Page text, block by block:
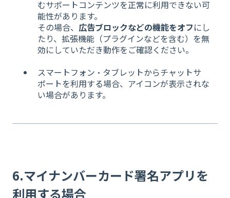
むサポートコンテンツを正常に利用できない可
能性があります。
その場合、 広告ブロックなどの機能をオフにし
たり、拡張機能（プラグインなどを含む）を無
効にしていただき動作をご確認ください。
スマートフォン・タブレットからチャットサ
ポートを利用する場合、アイコンが表示されな
い場合があります。
6.マイナンバーカード署名アプリを
利用する場合